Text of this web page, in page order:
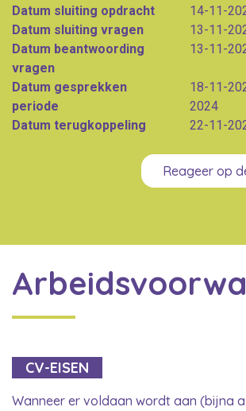
Datum sluiting opdracht
14-11-
Datum sluiting vragen
13-11-
Datum beantwoording
vragen
13-11-
Datum gesprekken
periode
18-11-
2024
Datum terugkoppeling
22-11-
Reageer op
CV-EISEN
Wanneer er voldaan wordt aan (bijna